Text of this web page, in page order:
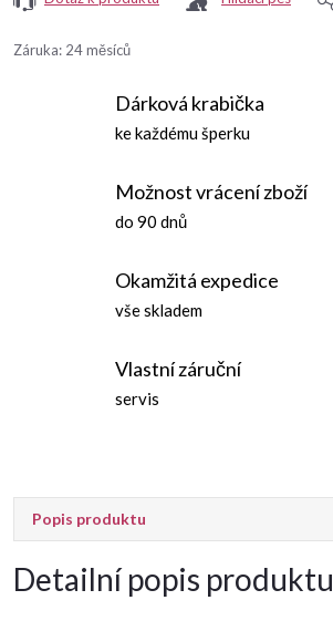
Záruka: 24 měsíců
Dárková krabička
ke každému šperku
Možnost vrácení zboží
do 90 dnů
Okamžitá expedice
vše skladem
Vlastní záruční
servis
Popis produktu
Detailní popis produktu